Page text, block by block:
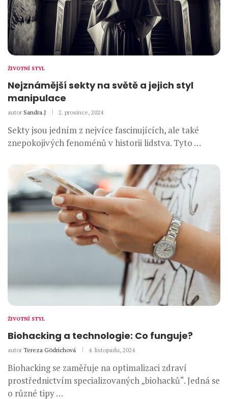
ŽIVOTNÍ STYL
Nejznámější sekty na světě a jejich styl
manipulace
autor Sandra.J 2. prosince, 2024
Sekty jsou jedním z nejvíce fascinujících, ale také
znepokojivých fenoménů v historii lidstva. Tyto …
ŽIVOTNÍ STYL
Biohacking a technologie: Co funguje?
autor Tereza Gödrichová 4. listopadu, 2024
Biohacking se zaměřuje na optimalizaci zdraví
prostřednictvím specializovaných „biohacků“. Jedná se
o různé tipy …